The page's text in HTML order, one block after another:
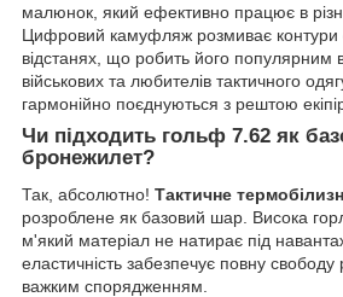
малюнок, який ефективно працює в
Цифровий камуфляж розмиває контури
відстанях, що робить його популярним
військових та любителів тактичного
гармонійно поєднуються з рештою
Чи підходить гольф 7.62 як
бронежилет?
Так, абсолютно! Тактичне
розроблене як базовий шар. Висока
м'який матеріал не натирає під
еластичність забезпечує повну свободу
важким спорядженням.